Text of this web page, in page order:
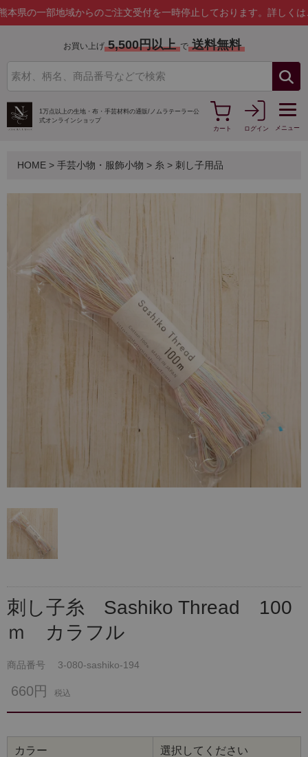
部地域からのご注文受付を一時停止しております。詳しくはこちら
お買い上げ 5,500円以上 で 送料無料
1万点以上の生地・布・手芸材料の通販/ ノムラテーラー公
式オンラインショップ
カート
ログイン メニュー
HOME > 手芸小物・服飾小物 > 糸 > 刺し子用品
刺し子糸 Sashiko Thread 100
ｍ カラフル
商品番号 3-080-sashiko-194
660円 税込
カラー 選択してください